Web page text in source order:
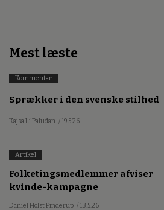
Mest læste
Kommentar
Sprækker i den svenske stilhed
Kajsa Li Paludan / 19.5.26
Artikel
Folketingsmedlemmer afviser
kvinde-kampagne
Daniel Holst Pinderup / 13.5.26